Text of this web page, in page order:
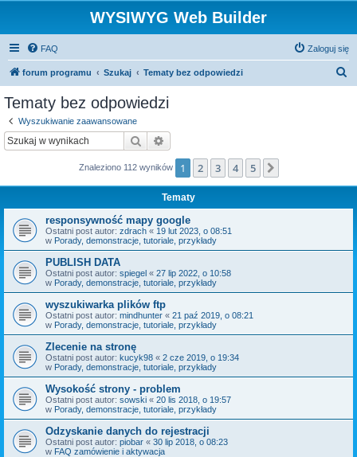
WYSIWYG Web Builder
FAQ Zaloguj się
forum programu Szukaj Tematy bez odpowiedzi
Tematy bez odpowiedzi
Wyszukiwanie zaawansowane
Szukaj
Znaleziono 112 wyników 1 2 3 4 5
Tematy
responsywność mapy google
Ostatni post autor: zdrach « 19 lut 2023, o 08:51
w Porady, demonstracje, tutoriale, przykłady
PUBLISH DATA
Ostatni post autor: spiegel « 27 lip 2022, o 10:58
w Porady, demonstracje, tutoriale, przykłady
wyszukiwarka plików ftp
Ostatni post autor: mindhunter « 21 paź 2019, o 08:21
w Porady, demonstracje, tutoriale, przykłady
Zlecenie na stronę
Ostatni post autor: kucyk98 « 2 cze 2019, o 19:34
w Porady, demonstracje, tutoriale, przykłady
Wysokość strony - problem
Ostatni post autor: sowski « 20 lis 2018, o 19:57
w Porady, demonstracje, tutoriale, przykłady
Odzyskanie danych do rejestracji
Ostatni post autor: piobar « 30 lip 2018, o 08:23
w FAQ zamówienie i aktywacja